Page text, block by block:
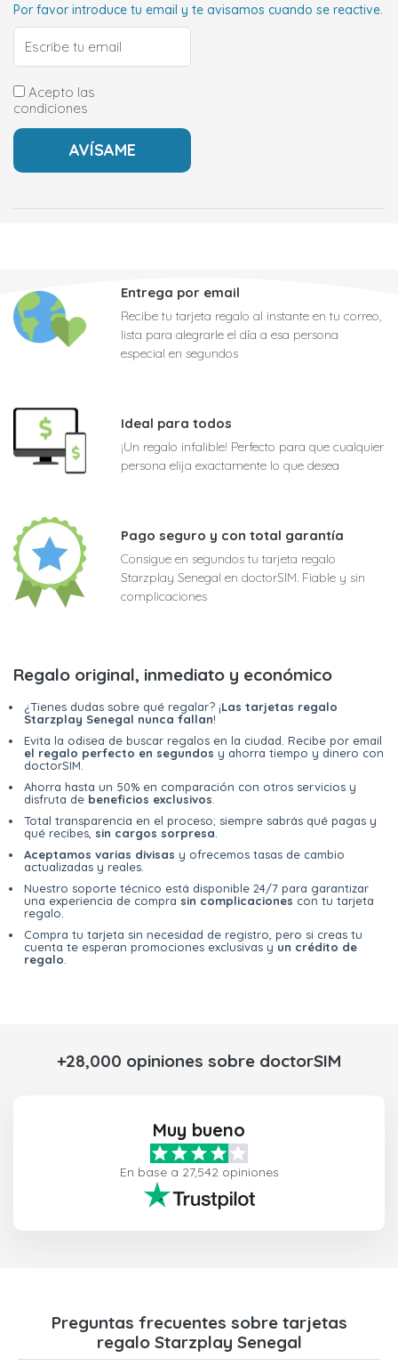
Por favor introduce tu email y te avisamos cuando se reactive.
Acepto las
condiciones
Entrega por email
Recibe tu tarjeta regalo al instante en tu correo,
lista para alegrarle el día a esa persona
especial en segundos
Ideal para todos
¡Un regalo infalible! Perfecto para que cualquier
persona elija exactamente lo que desea
Pago seguro y con total garantía
Consigue en segundos tu tarjeta regalo
Starzplay Senegal en doctorSIM. Fiable y sin
complicaciones
Regalo original, inmediato y económico
¿Tienes dudas sobre qué regalar? ¡Las tarjetas regalo
Starzplay Senegal nunca fallan!
Evita la odisea de buscar regalos en la ciudad. Recibe por email
el regalo perfecto en segundos y ahorra tiempo y dinero con
doctorSIM.
Ahorra hasta un 50% en comparación con otros servicios y
disfruta de beneficios exclusivos
Total transparencia en el proceso; siempre sabrás qué pagas y
qué recibes, sin cargos sorpresa
Aceptamos varias divisas y ofrecemos tasas de cambio
actualizadas y reales.
Nuestro soporte técnico está disponible 24/7 para garantizar
una experiencia de compra sin complicaciones con tu tarjeta
regalo.
Compra tu tarjeta sin necesidad de registro, pero si creas tu
cuenta te esperan promociones exclusivas y un crédito de
regalo
+28,000 opiniones sobre doctorSIM
Muy bueno
En base a 27,542 opiniones
Preguntas frecuentes sobre tarjetas
regalo Starzplay Senegal